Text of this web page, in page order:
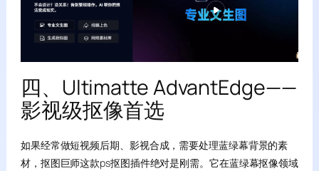
四、Ultimatte AdvantEdge——
影视级抠像首选
如果经常做短视频后期、影视合成，需要处理蓝绿幕背景的素
材，抠图巨师这款ps抠图插件绝对是刚需。它在蓝绿幕抠像领域